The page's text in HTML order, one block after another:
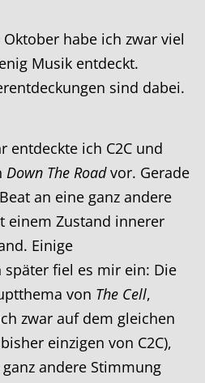
habe ich zwar viel
Musik entdeckt.
sind dabei.
entdeckte ich C2C und
Down The Roadvor. Gerade
an eine ganz andere
einem Zustand innerer
Einige
fiel es mir ein: Die
von The Cell,
zwar auf dem gleichen
einzigen von C2C),
andere Stimmung